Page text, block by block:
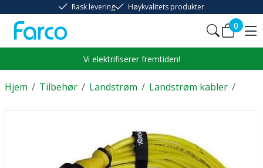
Rask levering Høykvalitets produkter
0
Vi elektrifiserer fremtiden!
/
Hjem /
Tilbehør /
Landstrøm /
Landstrøm kabler